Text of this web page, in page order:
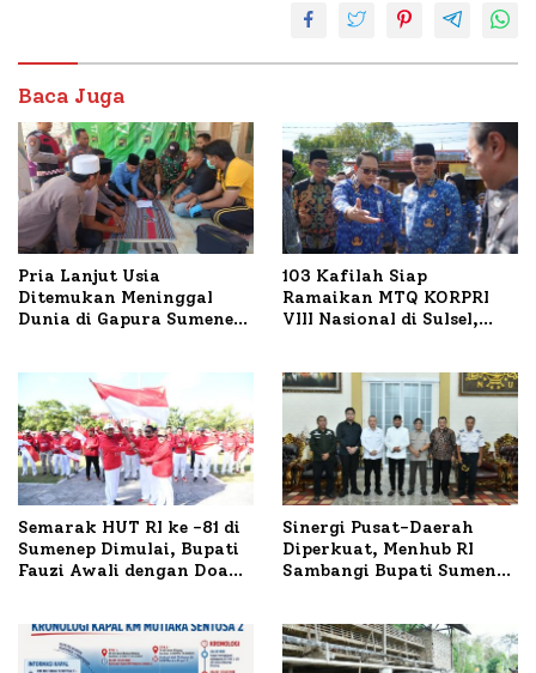
Baca Juga
Pria Lanjut Usia
Ditemukan Meninggal
Dunia di Gapura Sumenep,
103 Kafilah Siap
Ramaikan MTQ KORPRI
VIII Nasional di Sulsel,
Semarak HUT RI ke -81 di
Sumenep Dimulai, Bupati
Fauzi Awali dengan Doa
Sinergi Pusat-Daerah
Diperkuat, Menhub RI
Sambangi Bupati Sumenep